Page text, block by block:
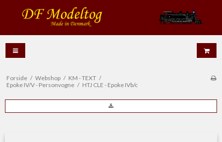
Forside / Webshop / KM - TEXT /
Epoke IV/V - Personvogne / HTJ CLE - Epoke IVb/c